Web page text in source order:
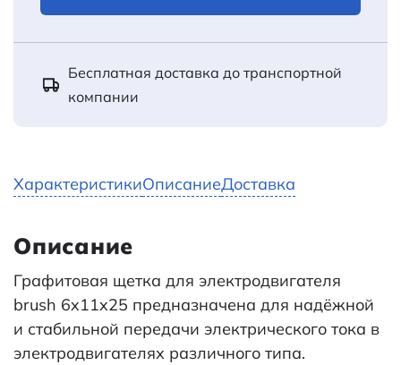
Бесплатная доставка до транспортной
компании
ХарактеристикиОписаниеДоставка
Описание
Графитовая щетка для электродвигателя
brush 6x11x25 предназначена для надёжной
и стабильной передачи электрического тока в
электродвигателях различного типа.